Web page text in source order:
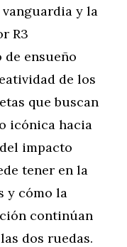
y la
R3
ensueño
de los
que buscan
icónica hacia
impacto
tener en la
y cómo la
continúan
dos ruedas.